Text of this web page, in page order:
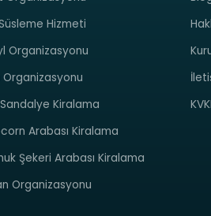
Hizmeti
Organizasyonu
Organizasyonu
Kiralama
Arabası Kiralama
Şekeri Arabası Kiralama
Organizasyonu